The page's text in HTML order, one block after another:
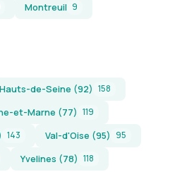
Montreuil 9
Hauts-de-Seine (92) 158
et-Marne (77) 119
143 Val-d'Oise (95) 95
Yvelines (78) 118